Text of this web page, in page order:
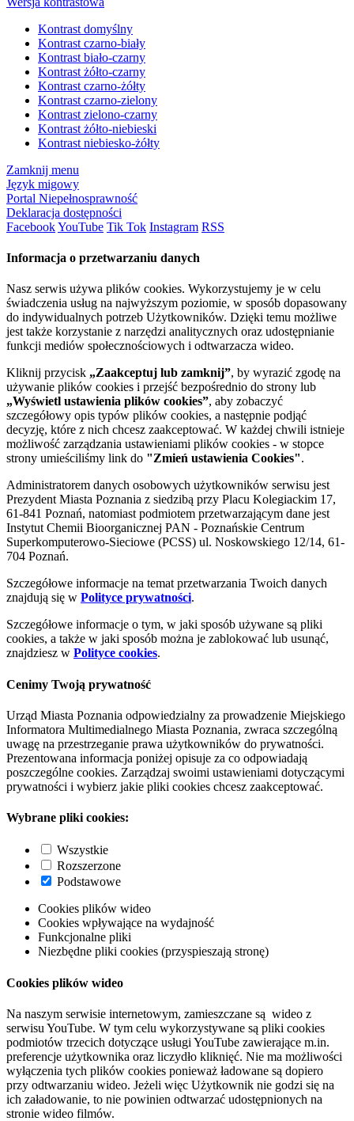
Kontrast domyślny
Kontrast czarno-biały
Kontrast biało-czarny
Kontrast żółto-czarny
Kontrast czarno-żółty
Kontrast czarno-zielony
Kontrast zielono-czarny
Kontrast żółto-niebieski
Kontrast niebiesko-żółty
Zamknij menu
Język migowy
Portal Niepełnosprawność
Deklaracja dostępności
FacebookYouTube Tik Tok Instagram RSS
Informacja o przetwarzaniu danych
Nasz serwis używa plików cookies. Wykorzystujemy je w celu
świadczenia usług na najwyższym poziomie, w sposób dopasowany
do indywidualnych potrzeb Użytkowników. Dzięki temu możliwe
jest także korzystanie z narzędzi analitycznych oraz udostępnianie
funkcji mediów społecznościowych i odtwarzacza wideo.
Kliknij przycisk „Zaakceptuj lub zamknij”, by wyrazić zgodę na
używanie plików cookies i przejść bezpośrednio do strony lub
„Wyświetl ustawienia plików cookies”, aby zobaczyć
szczegółowy opis typów plików cookies, a następnie podjąć
decyzję, które z nich chcesz zaakceptować. W każdej chwili istnieje
możliwość zarządzania ustawieniami plików cookies - w stopce
strony umieściliśmy link do "Zmień ustawienia Cookies".
Administratorem danych osobowych użytkowników serwisu jest
Prezydent Miasta Poznania z siedzibą przy Placu Kolegiackim 17,
61-841 Poznań, natomiast podmiotem przetwarzającym dane jest
Instytut Chemii Bioorganicznej PAN - Poznańskie Centrum
Superkomputerowo-Sieciowe (PCSS) ul. Noskowskiego 12/14, 61-
704 Poznań.
Szczegółowe informacje na temat przetwarzania Twoich danych
znajdują się w Polityce prywatności.
Szczegółowe informacje o tym, w jaki sposób używane są pliki
cookies, a także w jaki sposób można je zablokować lub usunąć,
znajdziesz w Polityce cookies.
Cenimy Twoją prywatność
Urząd Miasta Poznania odpowiedzialny za prowadzenie Miejskiego
Informatora Multimedialnego Miasta Poznania, zwraca szczególną
uwagę na przestrzeganie prawa użytkowników do prywatności.
Prezentowana informacja poniżej opisuje za co odpowiadają
poszczególne cookies. Zarządzaj swoimi ustawieniami dotyczącymi
prywatności i wybierz jakie pliki cookies chcesz zaakceptować.
Wybrane pliki cookies:
Wszystkie
Rozszerzone
Podstawowe
Cookies plików wideo
Cookies wpływające na wydajność
Funkcjonalne pliki
Niezbędne pliki cookies (przyspieszają stronę)
Cookies plików wideo
Na naszym serwisie internetowym, zamieszczane są wideo z
serwisu YouTube. W tym celu wykorzystywane są pliki cookies
podmiotów trzecich dotyczące usługi YouTube zawierające m.in.
preferencje użytkownika oraz liczydło kliknięć. Nie ma możliwości
wyłączenia tych plików cookies ponieważ ładowane są dopiero
przy odtwarzaniu wideo. Jeżeli więc Użytkownik nie godzi się na
ich załadowanie, to nie powinien odtwarzać udostępnionych na
stronie wideo filmów.